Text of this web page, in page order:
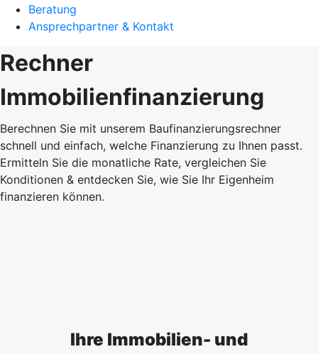
Beratung
Ansprechpartner & Kontakt
Rechner
Immobilienfinanzierung
Berechnen Sie mit unserem Baufinanzierungsrechner
schnell und einfach, welche Finanzierung zu Ihnen passt.
Ermitteln Sie die monatliche Rate, vergleichen Sie
Konditionen & entdecken Sie, wie Sie Ihr Eigenheim
finanzieren können.
Ihre Immobilien- und